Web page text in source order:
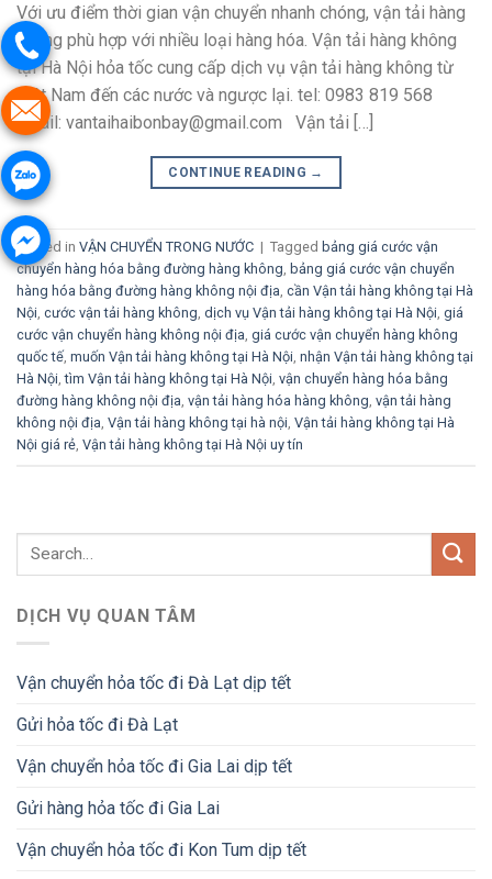
Với ưu điểm thời gian vận chuyển nhanh chóng, vận tải hàng
không phù hợp với nhiều loại hàng hóa. Vận tải hàng không
tại Hà Nội hỏa tốc cung cấp dịch vụ vận tải hàng không từ
Việt Nam đến các nước và ngược lại. tel: 0983 819 568
email: vantaihaibonbay@gmail.com Vận tải […]
CONTINUE READING →
Posted in VẬN CHUYỂN TRONG NƯỚC | Tagged bảng giá cước vận
chuyển hàng hóa bằng đường hàng không, bảng giá cước vận chuyển
hàng hóa bằng đường hàng không nội địa, cần Vận tải hàng không tại Hà
Nội, cước vận tải hàng không, dịch vụ Vận tải hàng không tại Hà Nội, giá
cước vận chuyển hàng không nội địa, giá cước vận chuyển hàng không
quốc tế, muốn Vận tải hàng không tại Hà Nội, nhận Vận tải hàng không tại
Hà Nội,tìm Vận tải hàng không tại Hà Nội, vận chuyển hàng hóa bằng
đường hàng không nội địa, vận tải hàng hóa hàng không, vận tải hàng
không nội địa, Vận tải hàng không tại hà nội, Vận tải hàng không tại Hà
Nội giá rẻ, Vận tải hàng không tại Hà Nội uy tín
DỊCH VỤ QUAN TÂM
Vận chuyển hỏa tốc đi Đà Lạt dịp tết
Gửi hỏa tốc đi Đà Lạt
Vận chuyển hỏa tốc đi Gia Lai dịp tết
Gửi hàng hỏa tốc đi Gia Lai
Vận chuyển hỏa tốc đi Kon Tum dịp tết